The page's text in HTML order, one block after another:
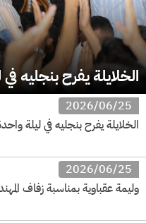
الخلايلة يفرح بنجليه
2026/06/25
الخلايلة يفرح بنجليه في ليلة
2026/06/25
وليمة عقباوية بمناسبة زفاف